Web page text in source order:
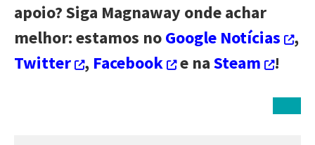
apoio? Siga Magnaway onde achar
melhor: estamos noGoogle Notícias
,
Twitter
, Facebook e naSteam !